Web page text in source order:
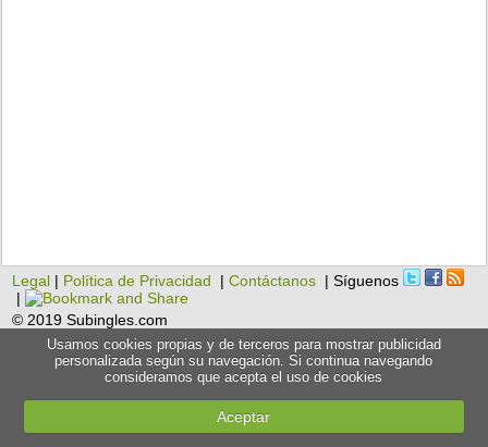
Legal | Política de Privacidad |Contáctanos | Síguenos
|
© 2019 Subingles.com
Usamos cookies propias y de terceros para mostrar publicidad
personalizada según su navegación. Si continua navegando
consideramos que acepta el uso de cookies
Aceptar